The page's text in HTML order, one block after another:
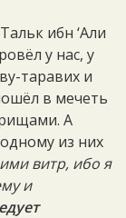
ибн ‘Али
у нас, у
таравих и
в мечеть
А
из них
витр, ибо я
и